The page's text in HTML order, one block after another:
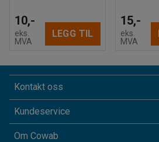
10,-
eks.
MVA
LEGG TIL
15,-
eks.
MVA
Kontakt oss
Kundeservice
Om Cowab